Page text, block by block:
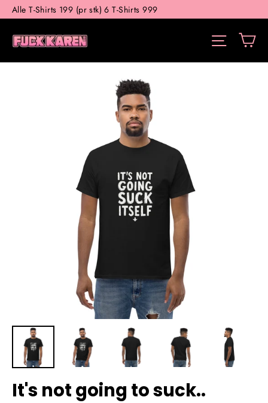
Gå
indhold
Alle T-Shirts 199 (pr stk) 6 T-Shirts 999
It's not going to suck..